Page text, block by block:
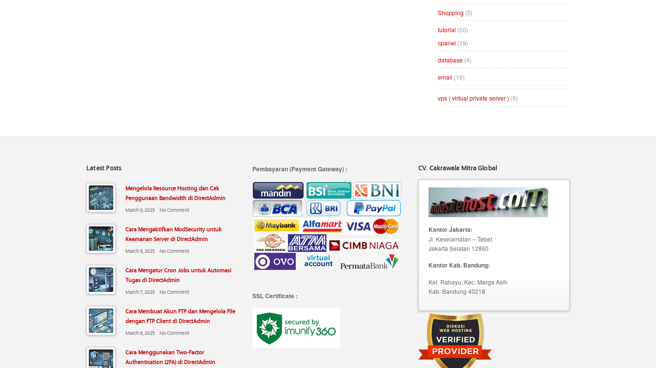
Shopping (3)
tutorial (50)
cpanel (19)
database (4)
email (16)
vps ( virtual private server ) (9)
Latest Posts
Mengelola Resource Hosting dan Cek
Penggunaan Bandwidth di DirectAdmin
March 9, 2025 No Comment
Cara Mengaktifkan ModSecurity untuk
Keamanan Server di DirectAdmin
March 8, 2025 No Comment
Cara Mengatur Cron Jobs untuk Automasi
Tugas di DirectAdmin
March 7, 2025 No Comment
Cara Membuat Akun FTP dan Mengelola File
dengan FTP Client di DirectAdmin
March 6, 2025 No Comment
Cara Menggunakan Two-Factor
Authentication (2FA) di DirectAdmin
Pembayaran (Payment Gateway) :
SSL Certificate :
CV. Cakrawala Mitra Global
Kantor Jakarta:
Jl. Keselamatan – Tebet
Jakarta Selatan 12860
Kantor Kab. Bandung:
Kel. Rahayu, Kec. Marga Asih
Kab. Bandung 40218